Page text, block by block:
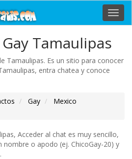
Tamaulipas
Tamaulipas. Es un sitio para conocer
entra chatea y conoce
Gay
Mexico
Acceder al chat es muy sencillo,
nombre o apodo (ej. ChicoGay-20) y
.